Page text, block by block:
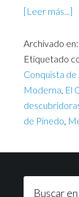
[Leer más...]
Archivado en:
Etiquetado
Conquista de
Moderna, El
de Pinedo,